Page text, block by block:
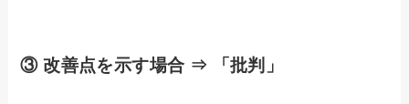
③ 改善点を示す場合 ⇒ 「批判」